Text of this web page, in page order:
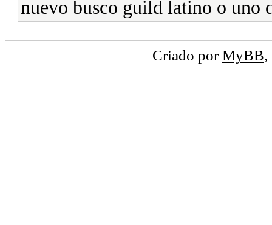
nuevo busco guild latino o uno
Criado porMyBB,